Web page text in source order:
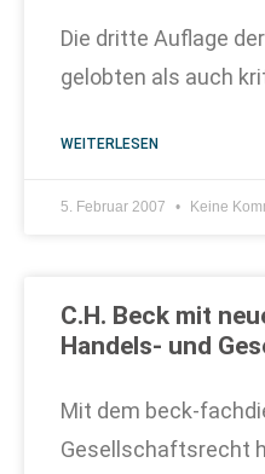
Die dritte Auflage
gelobten als auch
WEITERLESEN
5. Februar 2007 Keine
C.H. Beck mit
Handels- und
Mit dem beck-
Gesellschaftsrecht